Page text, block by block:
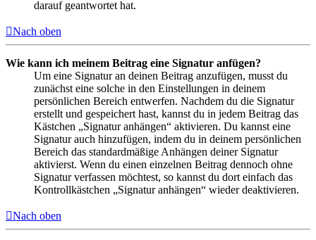
darauf geantwortet hat.
Nach oben
Wie kann ich meinem Beitrag eine Signatur anfügen?
Um eine Signatur an deinen Beitrag anzufügen, musst du
zunächst eine solche in den Einstellungen in deinem
persönlichen Bereich entwerfen. Nachdem du die Signatur
erstellt und gespeichert hast, kannst du in jedem Beitrag das
Kästchen „Signatur anhängen“ aktivieren. Du kannst eine
Signatur auch hinzufügen, indem du in deinem persönlichen
Bereich das standardmäßige Anhängen deiner Signatur
aktivierst. Wenn du einen einzelnen Beitrag dennoch ohne
Signatur verfassen möchtest, so kannst du dort einfach das
Kontrollkästchen „Signatur anhängen“ wieder deaktivieren.
Nach oben